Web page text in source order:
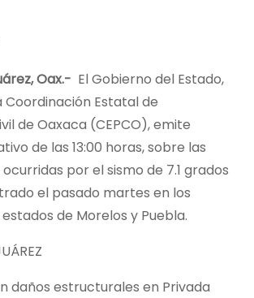
Oax.- El Gobierno del Estado,
Coordinación Estatal de
de Oaxaca (CEPCO), emite
de las 13:00 horas, sobre las
por el sismo de 7.1 grados
el pasado martes en los
de Morelos y Puebla.
daños estructurales en Privada